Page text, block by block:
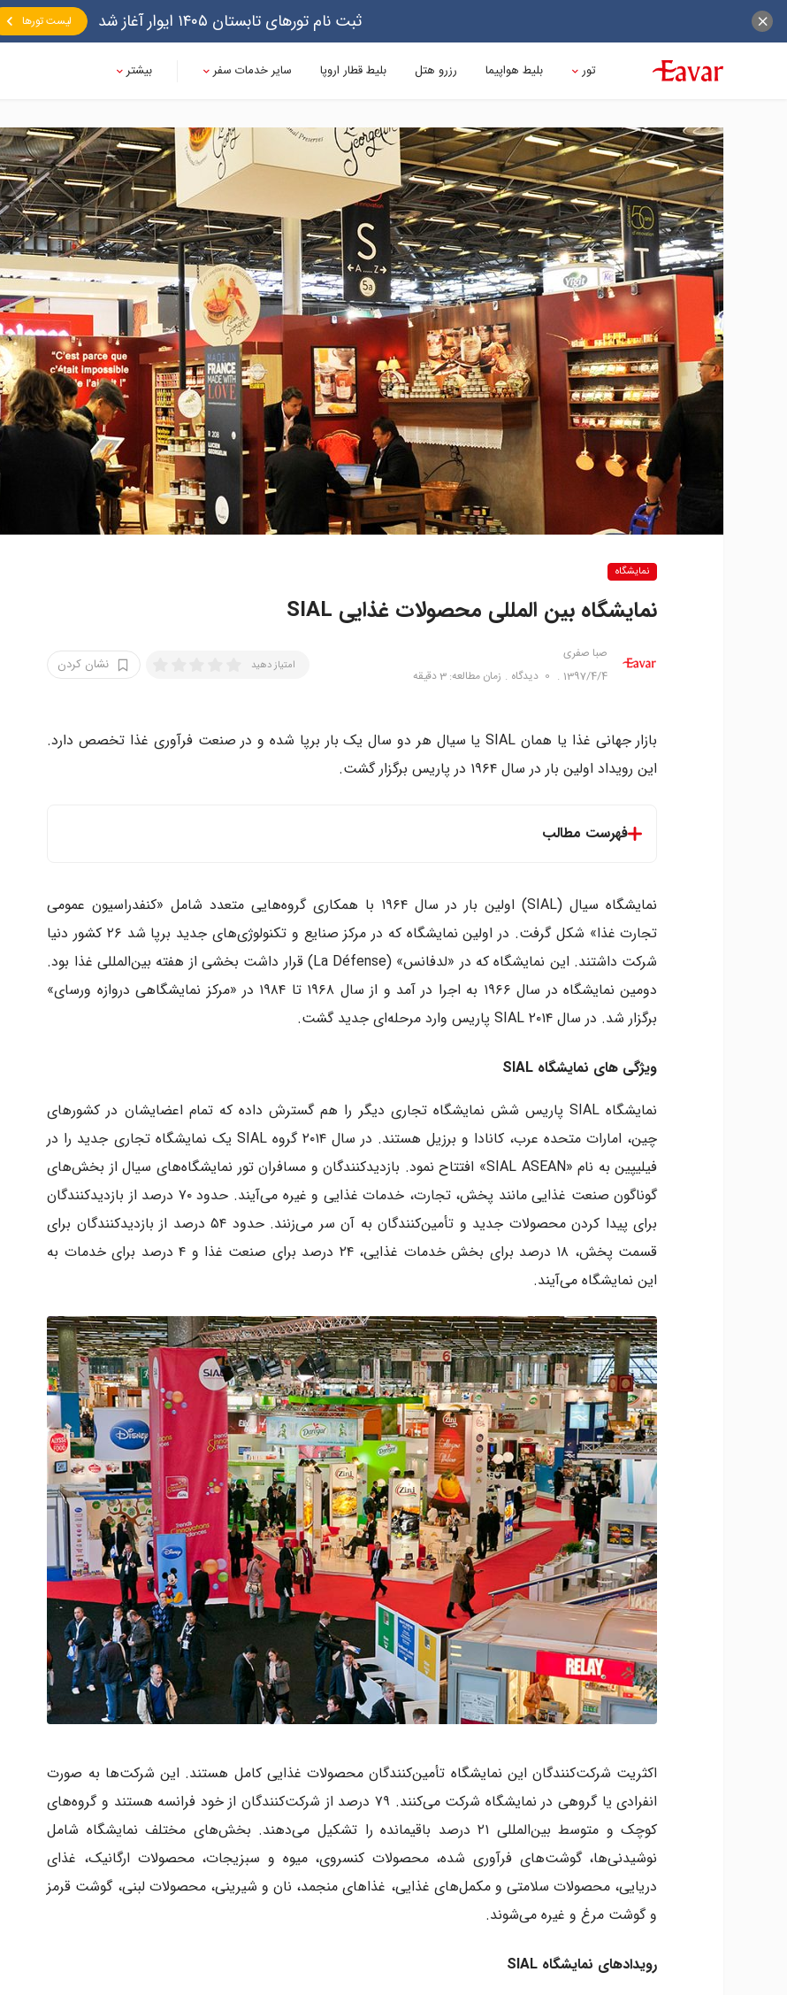
ثبت نام تورهای تابستان ۱۴۰۵ ایوار آغاز شد لیست تورها
تور بلیط هواپیما رزرو هتل بلیط قطار اروپا سایر خدمات سفر بیشتر
نمایشگاه
نمایشگاه بین المللی محصولات غذایی SIAL
صبا صفری
1397/4/4
0 دیدگاه زمان مطالعه: 3 دقیقه
امتیاز دهید نشان کردن
بازار جهانی غذا یا همان SIAL یا سیال هر دو سال یک بار برپا شده و در صنعت فرآوری غذا تخصص دارد.
این رویداد اولین بار در سال ۱۹۶۴ در پاریس برگزار گشت.
فهرست مطالب
رویدادهای نمایشگاه SIAL
نکات کلیدی درباره نمایشگاه SIAL
نمایشگاه سیال (SIAL) اولین بار در سال ۱۹۶۴ با همکاری گروه‌هایی متعدد شامل «کنفدراسیون عمومی
تجارت غذا» شکل گرفت. در اولین نمایشگاه که در مرکز صنایع و تکنولوژی‌های جدید برپا شد ۲۶ کشور دنیا
شرکت داشتند. این نمایشگاه که در «لدفانس» (La Défense) قرار داشت بخشی از هفته بین‌المللی غذا بود.
دومین نمایشگاه در سال ۱۹۶۶ به اجرا در آمد و از سال ۱۹۶۸ تا ۱۹۸۴ در «مرکز نمایشگاهی دروازه ورسای»
برگزار شد. در سال ۲۰۱۴ SIAL پاریس وارد مرحله‌ای جدید گشت.
ویژگی های نمایشگاه SIAL
نمایشگاه SIAL پاریس شش نمایشگاه تجاری دیگر را هم گسترش داده که تمام اعضایشان در کشورهای
چین، امارات متحده عرب، کانادا و برزیل هستند. در سال ۲۰۱۴ گروه SIAL یک نمایشگاه تجاری جدید را در
فیلیپین به نام «SIAL ASEAN» افتتاح نمود. بازدیدکنندگان و مسافران تور نمایشگاه‌های سیال از بخش‌های
گوناگون صنعت غذایی مانند پخش، تجارت، خدمات غذایی و غیره می‌آیند. حدود ۷۰ درصد از بازدیدکنندگان
برای پیدا کردن محصولات جدید و تأمین‌کنندگان به آن سر می‌زنند. حدود ۵۴ درصد از بازدیدکنندگان برای
قسمت پخش، ۱۸ درصد برای بخش خدمات غذایی، ۲۴ درصد برای صنعت غذا و ۴ درصد برای خدمات به
این نمایشگاه می‌آیند.
اکثریت شرکت‌کنندگان این نمایشگاه تأمین‌کنندگان محصولات غذایی کامل هستند. این شرکت‌ها به صورت
انفرادی یا گروهی در نمایشگاه شرکت می‌کنند. ۷۹ درصد از شرکت‌کنندگان از خود فرانسه هستند و گروه‌های
کوچک و متوسط بین‌المللی ۲۱ درصد باقیمانده را تشکیل می‌دهند. بخش‌های مختلف نمایشگاه شامل
نوشیدنی‌ها، گوشت‌های فرآوری شده، محصولات کنسروی، میوه و سبزیجات، محصولات ارگانیک، غذای
دریایی، محصولات سلامتی و مکمل‌های غذایی، غذاهای منجمد، نان و شیرینی، محصولات لبنی، گوشت قرمز
و گوشت مرغ و غیره می‌شوند.
رویدادهای نمایشگاه SIAL